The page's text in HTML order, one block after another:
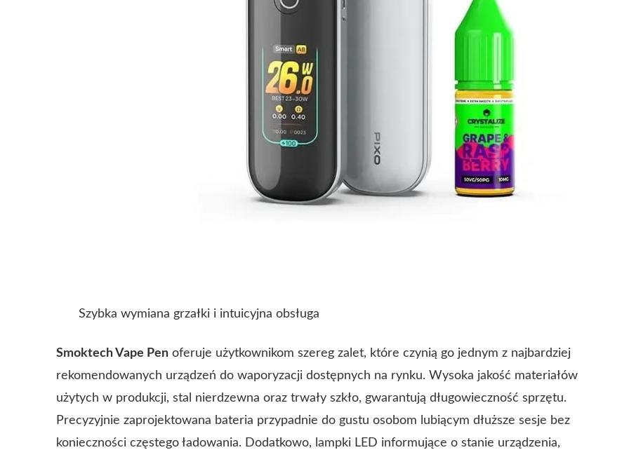
Szybka wymiana grzałki i intuicyjna obsługa
Smoktech Vape Pen oferuje użytkownikom szereg zalet, które czynią go jednym z najbardziej
rekomendowanych urządzeń do waporyzacji dostępnych na rynku. Wysoka jakość materiałów
użytych w produkcji, stal nierdzewna oraz trwały szkło, gwarantują długowieczność sprzętu.
Precyzyjnie zaprojektowana bateria przypadnie do gustu osobom lubiącym dłuższe sesje bez
konieczności częstego ładowania. Dodatkowo, lampki LED informujące o stanie urządzenia,